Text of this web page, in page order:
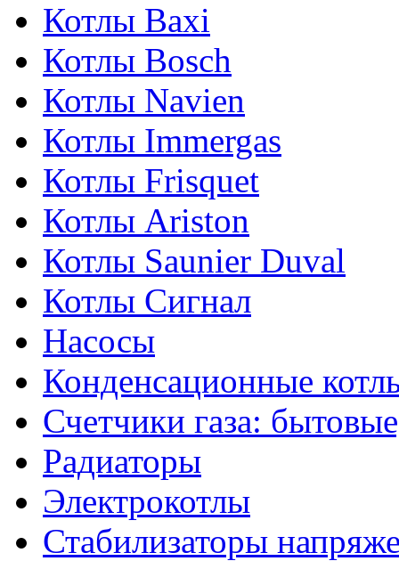
Котлы Baxi
Котлы Bosch
Котлы Navien
Котлы Immergas
Котлы Frisquet
Котлы Ariston
Котлы Saunier Duval
Котлы Сигнал
Насосы
Конденсационные
Счетчики газа:
Радиаторы
Электрокотлы
Стабилизаторы